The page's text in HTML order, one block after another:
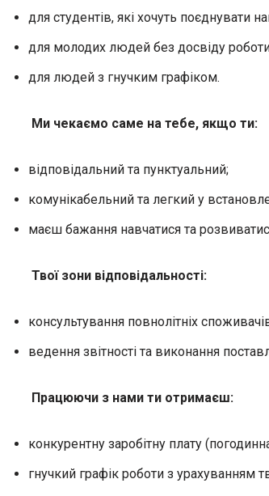
для студентів, які хочуть поєднувати
для молодих людей без досвіду
для людей з гнучким графіком.
Ми чекаємо саме на тебе, якщо ти:
відповідальний та пунктуальний;
комунікабельний та легкий у
маєш бажання навчатися та
Твої зони відповідальності:
консультування повнолітніх
ведення звітності та виконання
Працюючи з нами ти отримаєш:
конкурентну заробітну плату
гнучкий графік роботи з урахуванням